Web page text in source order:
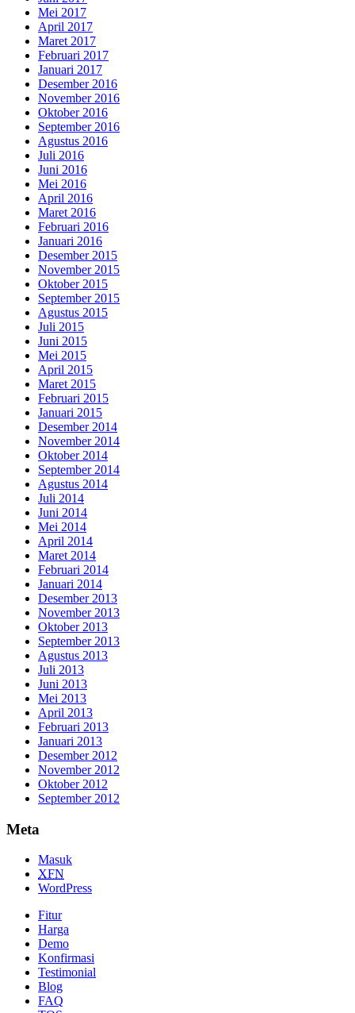
Mei 2017
April 2017
Maret 2017
Februari 2017
Januari 2017
Desember 2016
November 2016
Oktober 2016
September 2016
Agustus 2016
Juli 2016
Juni 2016
Mei 2016
April 2016
Maret 2016
Februari 2016
Januari 2016
Desember 2015
November 2015
Oktober 2015
September 2015
Agustus 2015
Juli 2015
Juni 2015
Mei 2015
April 2015
Maret 2015
Februari 2015
Januari 2015
Desember 2014
November 2014
Oktober 2014
September 2014
Agustus 2014
Juli 2014
Juni 2014
Mei 2014
April 2014
Maret 2014
Februari 2014
Januari 2014
Desember 2013
November 2013
Oktober 2013
September 2013
Agustus 2013
Juli 2013
Juni 2013
Mei 2013
April 2013
Februari 2013
Januari 2013
Desember 2012
November 2012
Oktober 2012
September 2012
Meta
Masuk
XFN
WordPress
Fitur
Harga
Demo
Konfirmasi
Testimonial
Blog
FAQ